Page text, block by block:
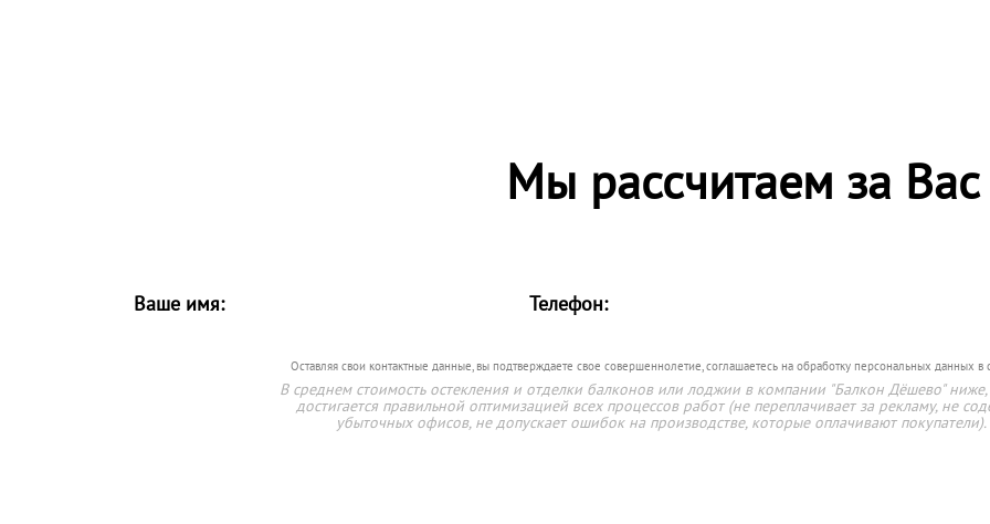
Мы рассчитаем за Вас
Ваше имя: Телефон:
Оставляя свои контактные данные, вы подтверждаете свое совершеннолетие, соглашаетесь на обработку персональных данных в
В среднем стоимость остекления и отделки балконов или лоджии в компании "Балкон Дёшево"
достигается правильной оптимизацией всех процессов работ (не переплачивает за рекламу, не
убыточных офисов, не допускает ошибок на производстве, которые оплачивают